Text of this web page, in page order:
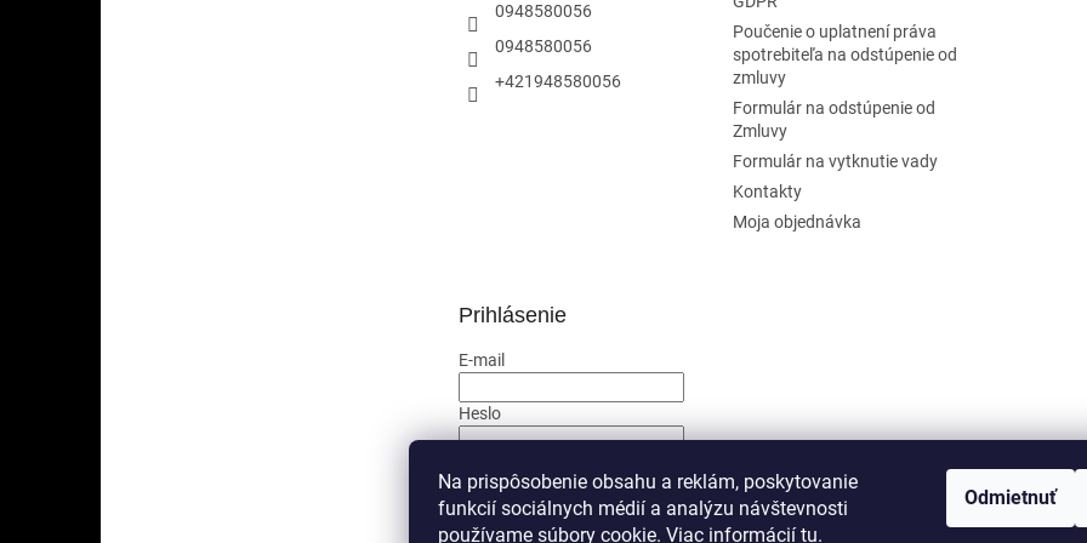
Na prispôsobenie obsahu a reklám, poskytovanie
funkcií sociálnych médií a analýzu návštevnosti
používame súbory cookie. Viac informácií tu.
Odmietnuť
0948580056
0948580056
+421948580056
Poučenie o uplatnení práva
spotrebiteľa na odstúpenie od
zmluvy
Formulár na odstúpenie od
Zmluvy
Formulár na vytknutie vady
Kontakty
Moja objednávka
Prihlásenie
E-mail
Heslo
PRIHLÁSIŤ SA
Nová registráciaZabudnuté heslo